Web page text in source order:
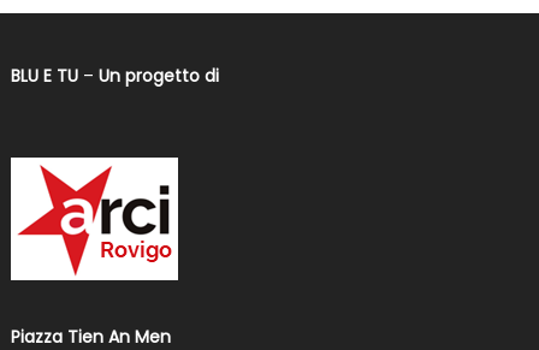
BLU E TU– Un progetto di
Piazza Tien An Men